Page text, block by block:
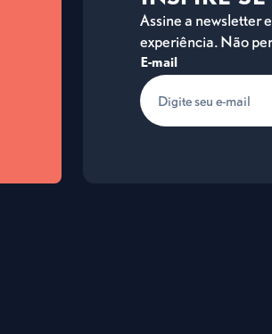
Assine a newsletter
experiência. Não
E-mail